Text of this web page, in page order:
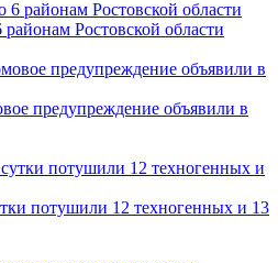
Ростовской области
предупреждение объявили в
потушили 12 техногенных и 13